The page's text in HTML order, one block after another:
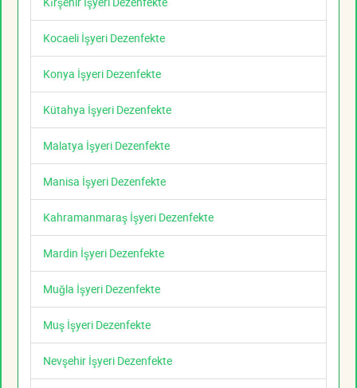
Kocaeli İşyeri Dezenfekte
Konya İşyeri Dezenfekte
Kütahya İşyeri Dezenfekte
Malatya İşyeri Dezenfekte
Manisa İşyeri Dezenfekte
Kahramanmaraş İşyeri Dezenfekte
Mardin İşyeri Dezenfekte
Muğla İşyeri Dezenfekte
Muş İşyeri Dezenfekte
Nevşehir İşyeri Dezenfekte